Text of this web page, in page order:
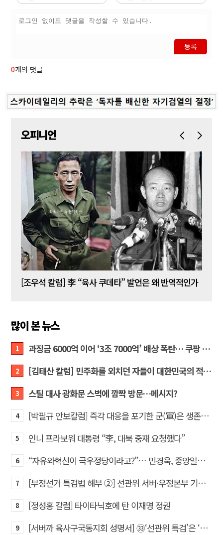
등록
0개의 댓글
오피니언
[조우석 칼럼] 李 “육사 쿠데타” 발언은 왜 반역적인가
많이 본 뉴스
1 과징금 6000억 이어 ‘3조 7000억’ 배상 폭탄… 쿠팡 때리기에 한미 통상 ‘초비상’
2 [김태산 칼럼] 민주화를 외치던 자들이 대한민국의 적이고 간첩이었다
3 스틸 대사 광화문 스벅에 깜짝 방문…메시지?
4 [박필규 안보칼럼] 즉각 대응을 포기한 군(軍)은 생존할 수 없다
5 인니 프라보워 대통령 “李, 대북 중재 요청했다”
6 “자유와혁신이 극우정당이라고?”… 민경욱, 중앙일보 직격
7 [부정선거 특검법 해부 ②] 선관위 서버·우정본부 기록까지…‘증거를 끌어오는 칼’
8 [정성홍 칼럼] 타이타닉호에 탄 이재명 정권
9 [서버까 육사구국동지회 성명서] ㉝‘선관위 특검’은 ‘부정선거 특검’으로 명명하고 박주현 변호사를 ‘특검’으로 임명하라!